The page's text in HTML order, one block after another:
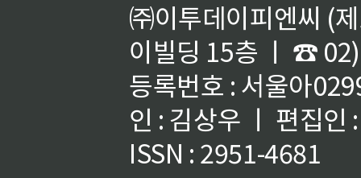
㈜이투데이피엔씨 (
이빌딩 15층 ㅣ ☎
등록번호 : 서울아
인 : 김상우 ㅣ 편집인
ISSN : 2951-4681